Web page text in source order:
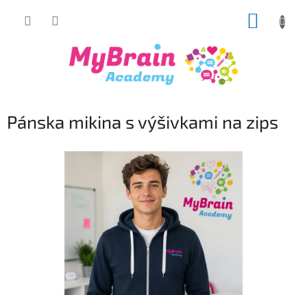
Pánska mikina s výšivkami na zips